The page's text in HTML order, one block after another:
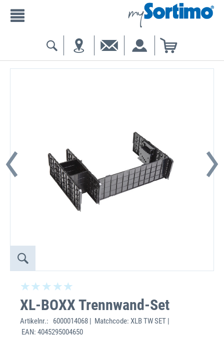
XL-BOXX Trennwand-Set
Artikelnr.:
6000014068 | Matchcode: XLB TW SET |
EAN: 4045295004650